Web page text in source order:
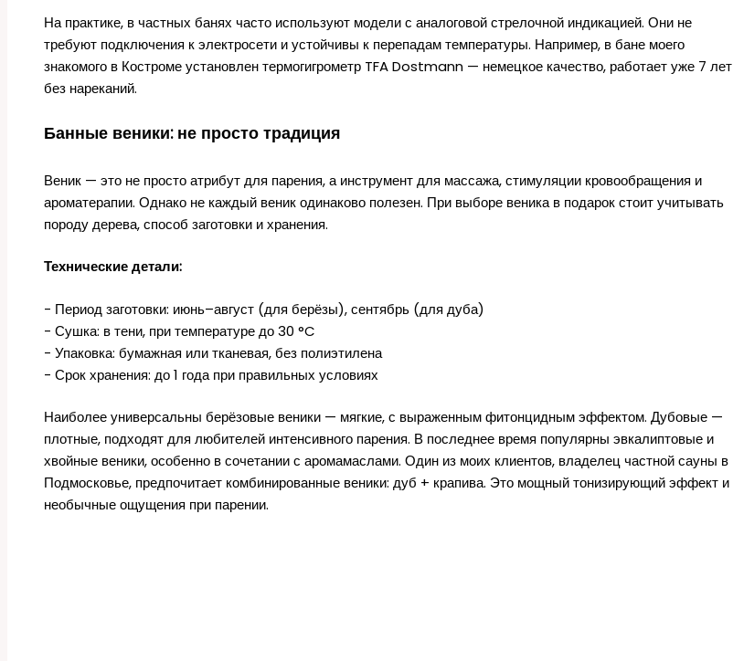
На практике, в частных банях часто используют модели с аналоговой стрелочной индикацией. Они не
требуют подключения к электросети и устойчивы к перепадам температуры. Например, в бане моего
знакомого в Костроме установлен термогигрометр TFA Dostmann — немецкое качество, работает уже 7 лет
без нареканий.
Банные веники: не просто традиция
Веник — это не просто атрибут для парения, а инструмент для массажа, стимуляции кровообращения и
ароматерапии. Однако не каждый веник одинаково полезен. При выборе веника в подарок стоит учитывать
породу дерева, способ заготовки и хранения.
Технические детали:
- Период заготовки: июнь–август (для берёзы), сентябрь (для дуба)
- Сушка: в тени, при температуре до 30 °C
- Упаковка: бумажная или тканевая, без полиэтилена
- Срок хранения: до 1 года при правильных условиях
Наиболее универсальны берёзовые веники — мягкие, с выраженным фитонцидным эффектом. Дубовые —
плотные, подходят для любителей интенсивного парения. В последнее время популярны эвкалиптовые и
хвойные веники, особенно в сочетании с аромамаслами. Один из моих клиентов, владелец частной сауны в
Подмосковье, предпочитает комбинированные веники: дуб + крапива. Это мощный тонизирующий эффект и
необычные ощущения при парении.